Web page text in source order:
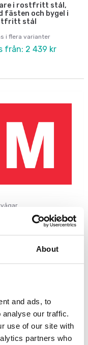
About
and ads, to
analyse our traffic.
use of our site with
partners who
i rostfritt stål,
fästen och bygel i
stål
i flera varianter
från: 2 439 kr
CE-M 3000e
klass III